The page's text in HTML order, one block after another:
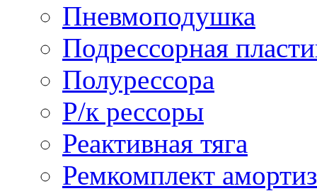
Пневмоподушка
Подрессорная
Полурессора
Р/к рессоры
Реактивная тяга
Ремкомплект